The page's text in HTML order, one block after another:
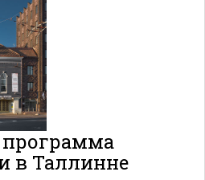
в Таллинне